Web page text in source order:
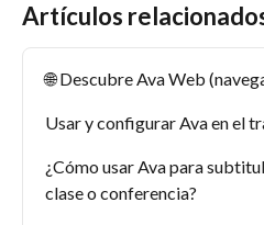
Artículos
🌐 Descubre Ava Web
Usar y configurar Ava en el
¿Cómo usar Ava para
clase o conferencia?